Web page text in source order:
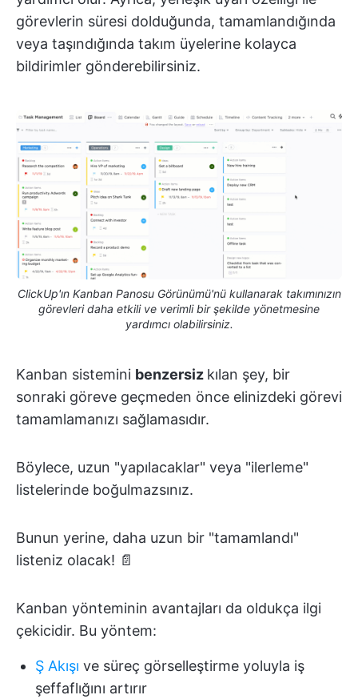
görevlerin süresi dolduğunda, tamamlandığında
veya taşındığında takım üyelerine kolayca
bildirimler gönderebilirsiniz.
ClickUp'ın Kanban Panosu Görünümü'nü kullanarak takımınızın
görevleri daha etkili ve verimli bir şekilde yönetmesine
yardımcı olabilirsiniz.
Kanban sistemini benzersiz kılan şey, bir
sonraki göreve geçmeden önce elinizdeki görevi
tamamlamanızı sağlamasıdır.
Böylece, uzun "yapılacaklar" veya "ilerleme"
listelerinde boğulmazsınız.
Bunun yerine, daha uzun bir "tamamlandı"
listeniz olacak! 📄
Kanban yönteminin avantajları da oldukça ilgi
çekicidir. Bu yöntem:
Ş Akışı ve süreç görselleştirme yoluyla iş
şeffaflığını artırır